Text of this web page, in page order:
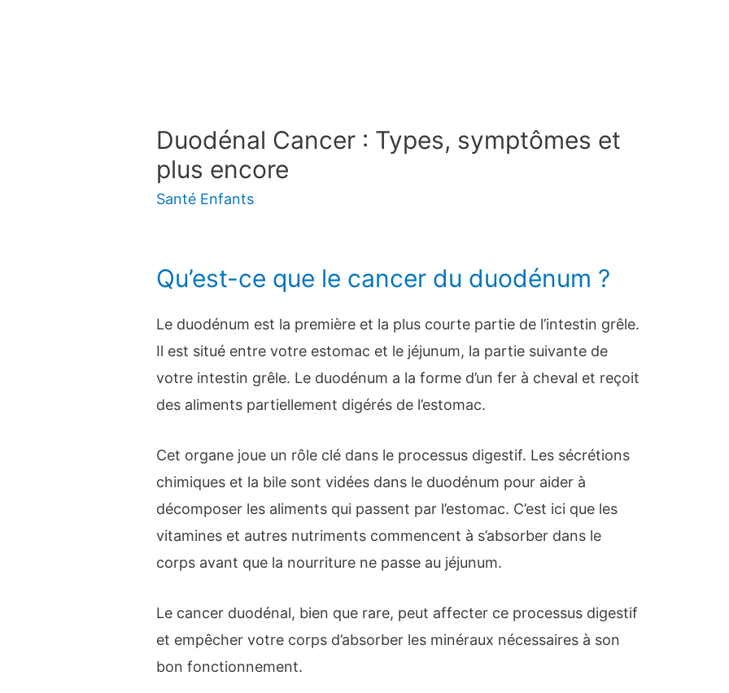
Duodénal Cancer : Types, symptômes et
plus encore
Santé Enfants
Qu’est-ce que le cancer du duodénum ?
Le duodénum est la première et la plus courte partie de l’intestin grêle.
Il est situé entre votre estomac et le jéjunum, la partie suivante de
votre intestin grêle. Le duodénum a la forme d’un fer à cheval et reçoit
des aliments partiellement digérés de l’estomac.
Cet organe joue un rôle clé dans le processus digestif. Les sécrétions
chimiques et la bile sont vidées dans le duodénum pour aider à
décomposer les aliments qui passent par l’estomac. C’est ici que les
vitamines et autres nutriments commencent à s’absorber dans le
corps avant que la nourriture ne passe au jéjunum.
Le cancer duodénal, bien que rare, peut affecter ce processus digestif
et empêcher votre corps d’absorber les minéraux nécessaires à son
bon fonctionnement.